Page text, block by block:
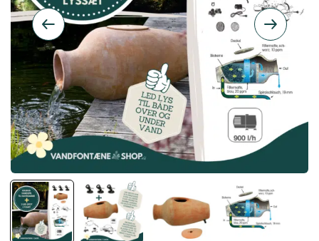
Tilbehør
Inspiration
Køb gavekort
Inspiration
Galleri
Kundeservice